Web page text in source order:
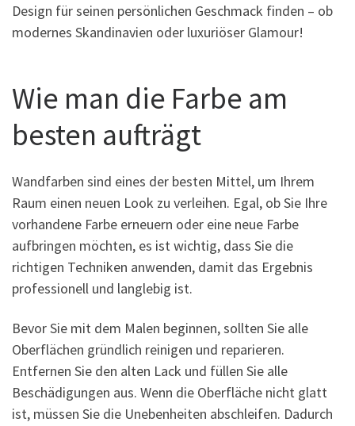
Design für seinen persönlichen Geschmack finden – ob
modernes Skandinavien oder luxuriöser Glamour!
Wie man die Farbe am
besten aufträgt
Wandfarben sind eines der besten Mittel, um Ihrem
Raum einen neuen Look zu verleihen. Egal, ob Sie Ihre
vorhandene Farbe erneuern oder eine neue Farbe
aufbringen möchten, es ist wichtig, dass Sie die
richtigen Techniken anwenden, damit das Ergebnis
professionell und langlebig ist.
Bevor Sie mit dem Malen beginnen, sollten Sie alle
Oberflächen gründlich reinigen und reparieren.
Entfernen Sie den alten Lack und füllen Sie alle
Beschädigungen aus. Wenn die Oberfläche nicht glatt
ist, müssen Sie die Unebenheiten abschleifen. Dadurch